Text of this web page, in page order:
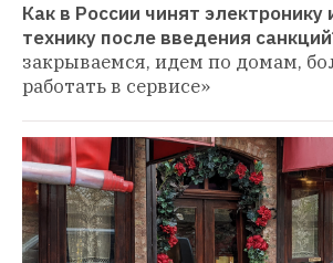
Как в России чинят электронику
технику после введения
закрываемся, идем по домам,
работать в сервисе»